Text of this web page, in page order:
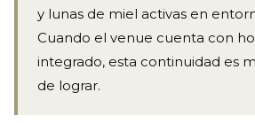
y lunas de miel activas en
Cuando el venue cuenta con
integrado, esta continuidad es
de lograr.